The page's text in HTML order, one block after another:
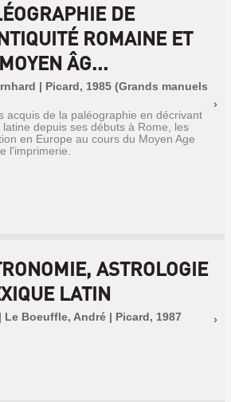
DE
ROMAINE ET
ÂG...
| Picard, 1985 (Grands manuels
acquis de la paléographie en décrivant
depuis ses débuts à Rome, les
en Europe au cours du Moyen Age
l'imprimerie.
ASTROLOGIE
LATIN
Le Boeuffle, André | Picard, 1987